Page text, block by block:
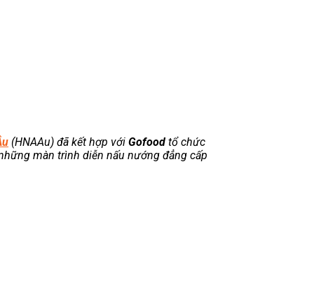
(HNAAu) đã kết hợp với Gofood tổ chức
màn trình diễn nấu nướng đẳng cấp